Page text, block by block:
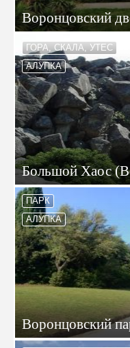
Воронцовский
ГОРА, СКАЛА, УТЕС
АЛУПКА
Большой Хаос
ПАРК
АЛУПКА
Воронцовский